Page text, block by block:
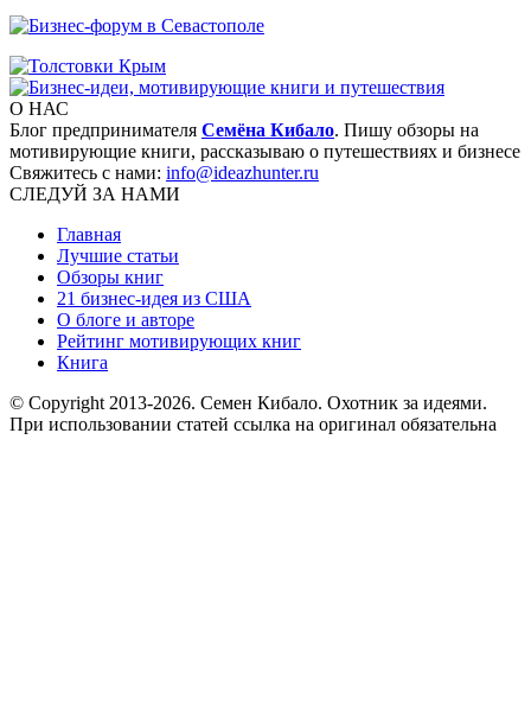
О НАС
Блог предпринимателя Семёна Кибало. Пишу обзоры на
мотивирующие книги, рассказываю о путешествиях и бизнесе
Свяжитесь с нами: info@ideazhunter.ru
СЛЕДУЙ ЗА НАМИ
Главная
Лучшие статьи
Обзоры книг
21 бизнес-идея из США
О блоге и авторе
Рейтинг мотивирующих книг
Книга
© Copyright 2013-2026. Семен Кибало. Охотник за идеями.
При использовании статей ссылка на оригинал обязательна